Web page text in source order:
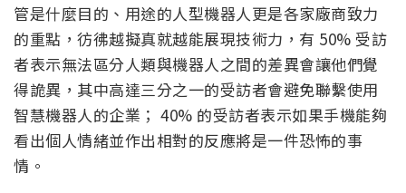
管是什麼目的、用途的人型機器人更是各家廠商致力
的重點，彷彿越擬真就越能展現技術力，有 50% 受訪
者表示無法區分人類與機器人之間的差異會讓他們覺
得詭異，其中高達三分之一的受訪者會避免聯繫使用
智慧機器人的企業； 40% 的受訪者表示如果手機能夠
看出個人情緒並作出相對的反應將是一件恐怖的事
情。